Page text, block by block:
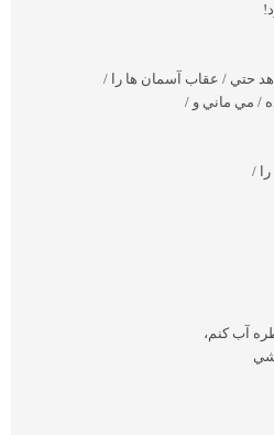
حتي / عقاب آسمان ها را /
/ مي ماني و /
/
آب كنم،